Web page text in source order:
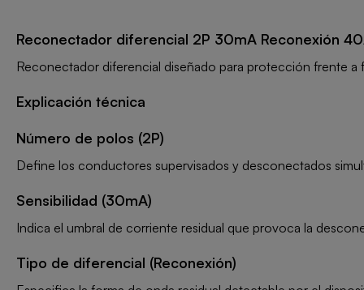
Reconectador diferencial 2P 30mA Reconexión
Reconectador diferencial diseñado para protección frente
Explicación técnica
Número de polos (2P)
Define los conductores supervisados y desconectados
Sensibilidad (30mA)
Indica el umbral de corriente residual que provoca la
Tipo de diferencial (Reconexión)